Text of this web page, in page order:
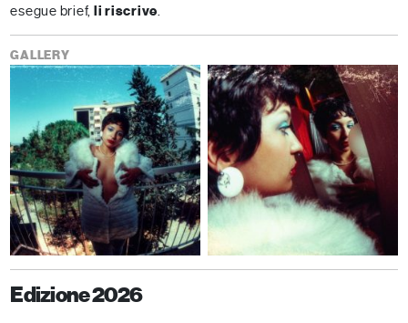
esegue brief, li riscrive
GALLERY
Edizione 2026